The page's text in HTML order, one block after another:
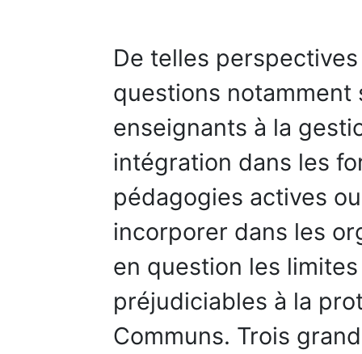
De telles
questions notamment
enseignants à la
intégration dans les
pédagogies actives
incorporer dans les
en question les
préjudiciables à la
Communs. Trois